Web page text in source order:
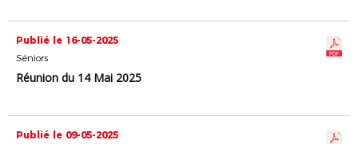
Publié le 16-05-2025
Séniors
Réunion du 14 Mai 2025
Publié le 09-05-2025